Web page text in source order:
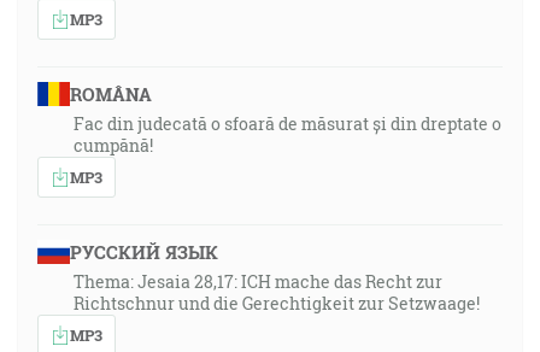
MP3
ROMÂNA
Fac din judecată o sfoară de măsurat și din dreptate o
cumpănă!
MP3
РУССКИЙ ЯЗЫК
Thema: Jesaia 28,17: ICH mache das Recht zur
Richtschnur und die Gerechtigkeit zur Setzwaage!
MP3